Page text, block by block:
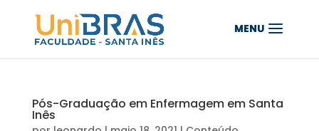
Pós-Graduação em Enfermagem em Santa
Inês